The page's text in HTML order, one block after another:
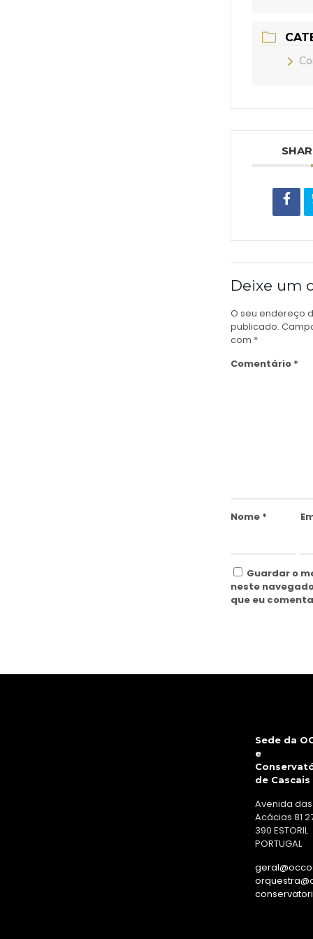
Deixe um
O seu endereço
publicado.
com *
Comentário *
Nome *
Guardar o
neste
que eu
Sede da
e
de Cascais
Avenida das
Acácias 81
390 ESTORIL
PORTUGAL